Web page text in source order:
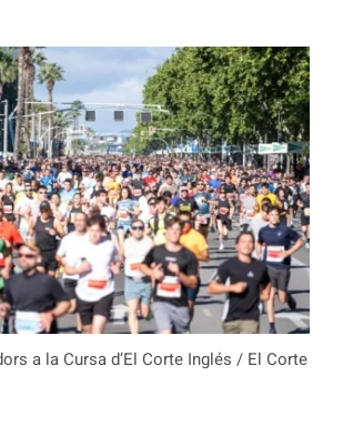
a la Cursa d’El Corte Inglés / El Corte